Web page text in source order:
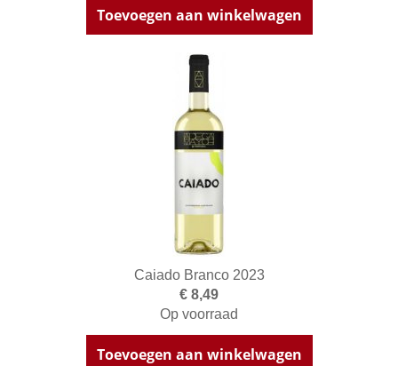
Toevoegen aan winkelwagen
Caiado Branco 2023
€ 8,49
Op voorraad
Toevoegen aan winkelwagen